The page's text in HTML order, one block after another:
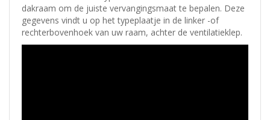
dakraam om de juiste vervangingsmaat te bepalen. Deze
gegevens vindt u op het typeplaatje in de linker -of
rechterbovenhoek van uw raam, achter de ventilatieklep.